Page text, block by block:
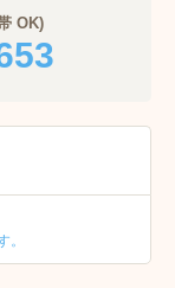
OK)
。